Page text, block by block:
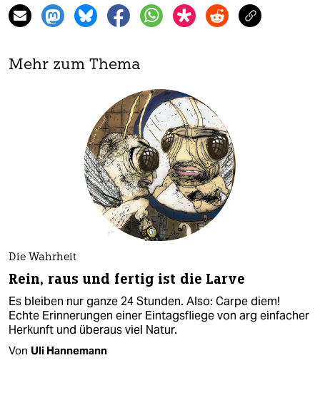
Mehr zum Thema
Die Wahrheit
Rein, raus und fertig ist die Larve
Es bleiben nur ganze 24 Stunden. Also: Carpe diem!
Echte Erinnerungen einer Eintagsfliege von arg einfacher
Herkunft und überaus viel Natur.
Von Uli Hannemann